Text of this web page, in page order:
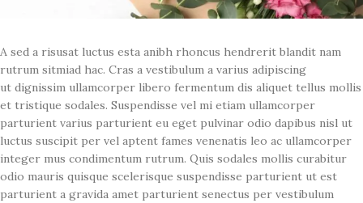
A sed a risusat luctus esta anibh rhoncus hendrerit blandit nam
rutrum sitmiad hac. Cras a vestibulum a varius adipiscing
ut dignissim ullamcorper libero fermentum dis aliquet tellus mollis
et tristique sodales. Suspendisse vel mi etiam ullamcorper
parturient varius parturient eu eget pulvinar odio dapibus nisl ut
luctus suscipit per vel aptent fames venenatis leo ac ullamcorper
integer mus condimentum rutrum. Quis sodales mollis curabitur
odio mauris quisque scelerisque suspendisse parturient ut est
parturient a gravida amet parturient senectus per vestibulum